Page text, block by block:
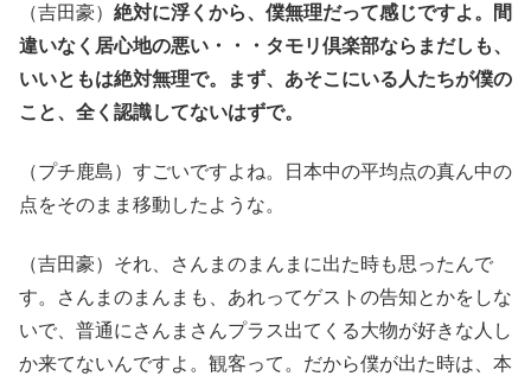
（吉田豪） 絶対に浮くから、僕無理だって感じですよ。間
違いなく居心地の悪い・・・タモリ倶楽部ならまだしも、
いいともは絶対無理で。まず、あそこにいる人たちが僕の
こと、全く認識してないはずで。
（プチ鹿島）すごいですよね。日本中の平均点の真ん中の
点をそのまま移動したような。
（吉田豪）それ、さんまのまんまに出た時も思ったんで
す。さんまのまんまも、あれってゲストの告知とかをしな
いで、普通にさんまさんプラス出てくる大物が好きな人し
か来てないんですよ。観客って。だから僕が出た時は、本